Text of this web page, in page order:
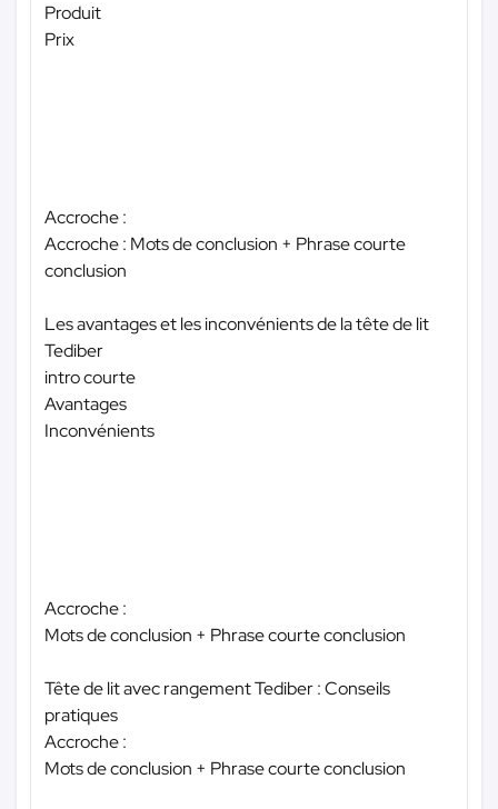
Produit
Prix
Accroche :
Accroche : Mots de conclusion + Phrase courte
conclusion
Les avantages et les inconvénients de la tête de lit
Tediber
intro courte
Avantages
Inconvénients
Accroche :
Mots de conclusion + Phrase courte conclusion
Tête de lit avec rangement Tediber : Conseils
pratiques
Accroche :
Mots de conclusion + Phrase courte conclusion